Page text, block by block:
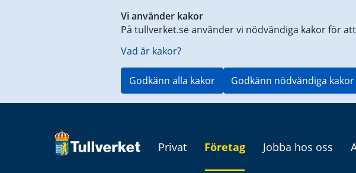
Vi använder kakor
På tullverket.se använder vi nödvändiga kakor för
Vad är kakor?
Godkänn alla kakor Godkänn nödvändiga kakor
Privat Företag Jobba hos oss